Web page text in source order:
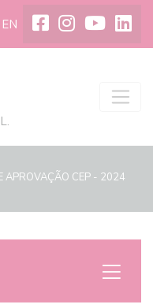
EN
APROVAÇÃO CEP - 2024